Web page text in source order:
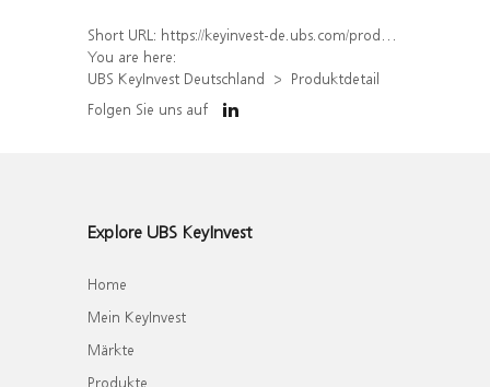
Short URL: https://keyinvest-de.ubs.com/produkt/detail/index/isin/DE000WA44T09
You are here:
UBS KeyInvest Deutschland
Produktdetail
Folgen Sie uns auf
Explore UBS KeyInvest
Home
Mein KeyInvest
Märkte
Produkte